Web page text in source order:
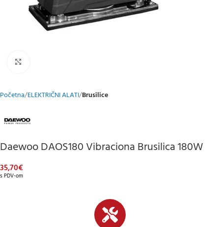
Početna ELEKTRIČNI ALATI Brusilice
Daewoo DAOS180 Vibraciona Brusilica 180W
35,70€
s PDV-om